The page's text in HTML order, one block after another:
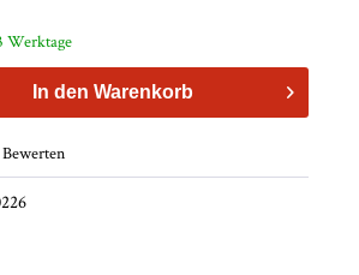
Werktage
In den Warenkorb
Bewerten